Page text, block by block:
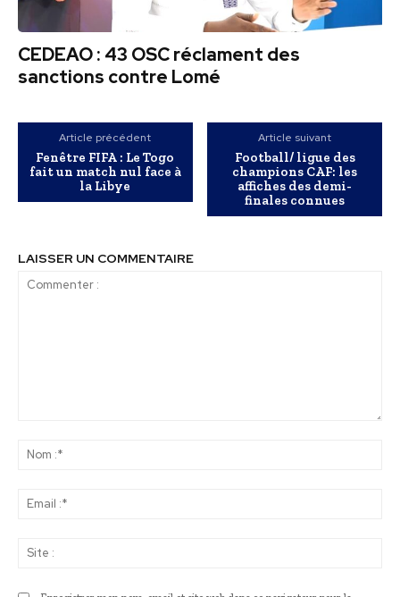
CEDEAO : 43 OSC réclament des
sanctions contre Lomé
Article précédent
Fenêtre FIFA : Le Togo
fait un match nul face à
la Libye
Article suivant
Football/ ligue des
champions CAF: les
affiches des demi-
finales connues
LAISSER UN COMMENTAIRE